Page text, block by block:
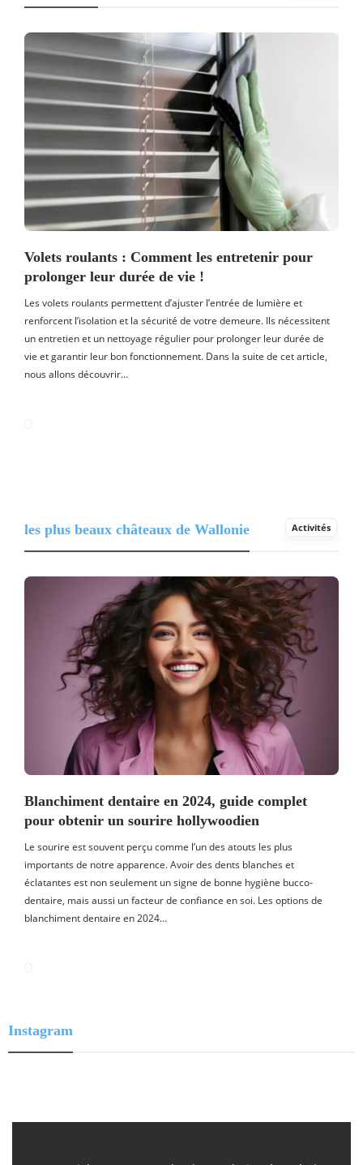
Volets roulants : Comment les entretenir pour
prolonger leur durée de vie !
Les volets roulants permettent d’ajuster l’entrée de lumière et
renforcent l’isolation et la sécurité de votre demeure. Ils nécessitent
un entretien et un nettoyage régulier pour prolonger leur durée de
vie et garantir leur bon fonctionnement. Dans la suite de cet article,
nous allons découvrir…
les plus beaux châteaux de Wallonie Activités
Blanchiment dentaire en 2024, guide complet
pour obtenir un sourire hollywoodien
Le sourire est souvent perçu comme l’un des atouts les plus
importants de notre apparence. Avoir des dents blanches et
éclatantes est non seulement un signe de bonne hygiène bucco-
dentaire, mais aussi un facteur de confiance en soi. Les options de
blanchiment dentaire en 2024…
Instagram